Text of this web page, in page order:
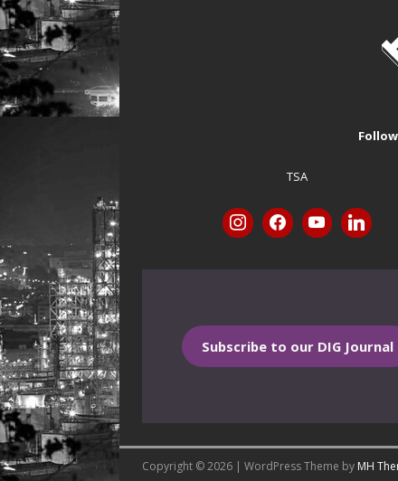
TSA
Subscribe to our DIG Journal
Copyright © 2026 | WordPress Theme by MH